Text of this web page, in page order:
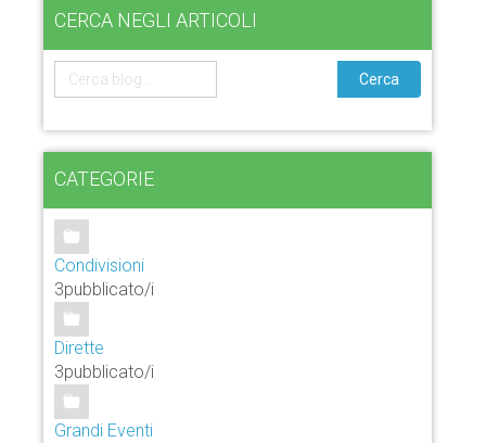
CERCA NEGLI ARTICOLI
Cerca
CATEGORIE
Condivisioni
3pubblicato/i
Dirette
3pubblicato/i
Grandi Eventi